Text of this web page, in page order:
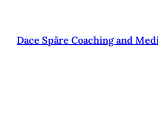
saturu
Dace Spāre Coaching and